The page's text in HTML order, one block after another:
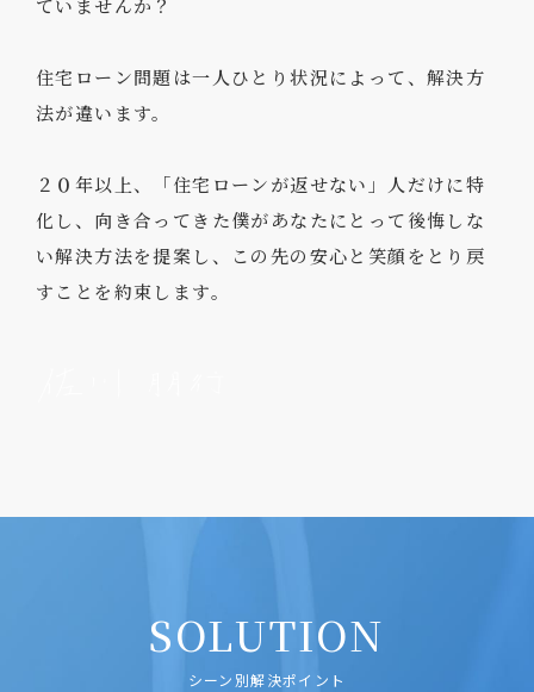
ていませんか？
住宅ローン問題は一人ひとり状況によって、解決方
法が違います。
２０年以上、「住宅ローンが返せない」人だけに特
化し、向き合ってきた僕があなたにとって後悔しな
い解決方法を提案し、
この先の安心と笑顔をとり戻
すことを約束します。
SOLUTION
シーン別解決ポイント